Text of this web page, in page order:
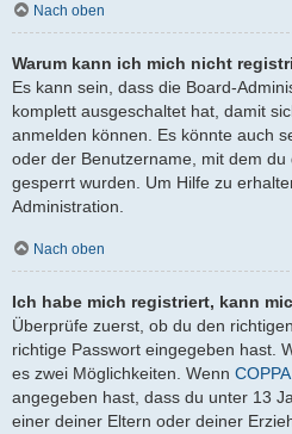
Nach oben
Warum kann ich mich nicht
Es kann sein, dass die Board-
komplett ausgeschaltet hat, damit
anmelden können. Es könnte auch
oder der Benutzername, mit dem
gesperrt wurden. Um Hilfe zu
Administration.
Nach oben
Ich habe mich registriert, kann
Überprüfe zuerst, ob du den
richtige Passwort eingegeben hast.
es zwei Möglichkeiten. Wenn COPPA
angegeben hast, dass du unter 13
einer deiner Eltern oder deiner